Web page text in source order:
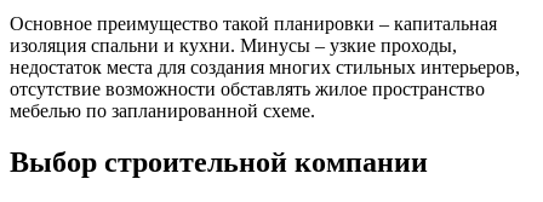
Основное преимущество такой планировки – капитальная
изоляция спальни и кухни. Минусы – узкие проходы,
недостаток места для создания многих стильных интерьеров,
отсутствие возможности обставлять жилое пространство
мебелью по запланированной схеме.
Выбор строительной компании